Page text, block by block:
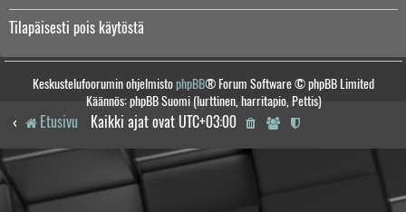
Tilapäisesti pois käytöstä
Keskustelufoorumin ohjelmistophpBB® Forum Software © phpBB Limited
Käännös: phpBB Suomi (lurttinen, harritapio, Pettis)
Etusivu Kaikki ajat ovat UTC+03:00